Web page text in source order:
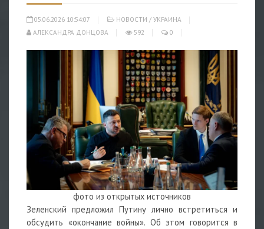
05.06.2026 10:54:07 НОВОСТИ / УКРАИНА
АЛЕКСАНДРА ДОНЦОВА
592 0
фото из открытых источников
Зеленский предложил Путину лично встретиться и
обсудить «окончание войны». Об этом говорится в